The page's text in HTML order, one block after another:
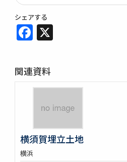
シェアする
Facebook
関連資料
横須賀埋立土地
横浜